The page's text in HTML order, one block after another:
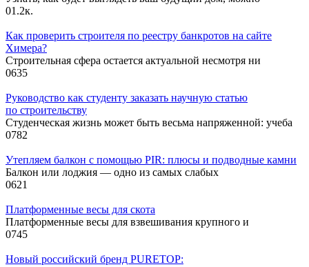
01.2к.
Как проверить строителя по реестру банкротов на сайте
Химера?
Строительная сфера остается актуальной несмотря ни
0635
Руководство как студенту заказать научную статью
по строительству
Студенческая жизнь может быть весьма напряженной: учеба
0782
Утепляем балкон с помощью PIR: плюсы и подводные камни
Балкон или лоджия — одно из самых слабых
0621
Платформенные весы для скота
Платформенные весы для взвешивания крупного и
0745
Новый российский бренд PURETOP: